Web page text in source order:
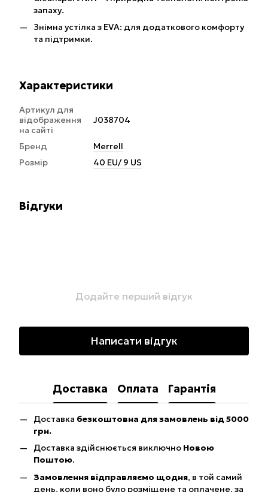
запаху.
Знімна устілка з EVA: для додаткового комфорту
та підтримки.
Характеристики
Артикул для
відображення
на сайті
J038704
Бренд
Merrell
Розмір
40 EU/ 9 US
Відгуки
Додайте перший відгук
Написати відгук
Доставка Оплата Гарантія
Доставка безкоштовна для замовлень від 5000
грн.
Доставка здійснюється виключно Новою
Поштою.
Замовлення відправляємо щодня, в той самий
день, коли воно було розміщене та оплачене, за